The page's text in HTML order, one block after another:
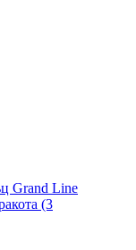
Grand Line
(3